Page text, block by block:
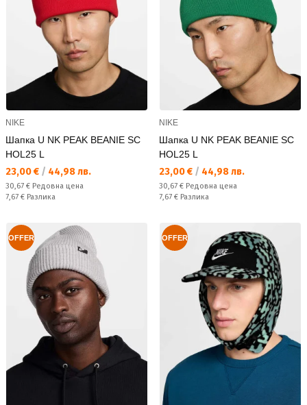
NIKE
Шапка U NK PEAK BEANIE SC
HOL25 L
Текуща цена:
23,00 € / 44,98 лв.
Редовна цена:
30,67 € Редовна цена
Спестявате:
7,67 € Разлика
NIKE
Шапка U NK PEAK BEANIE SC
HOL25 L
Текуща цена:
23,00 € / 44,98 лв.
Редовна цена:
30,67 € Редовна цена
Спестявате:
7,67 € Разлика
OFFER OFFER